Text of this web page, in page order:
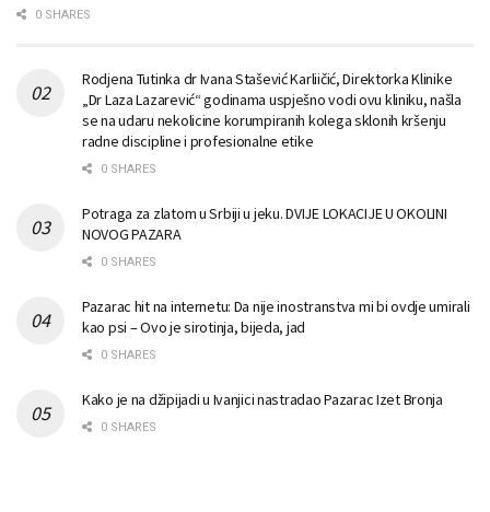
0 SHARES
Rodjena Tutinka dr Ivana Stašević Karliičić, Direktorka Klinike
„Dr Laza Lazarević“ godinama uspješno vodi ovu kliniku, našla
se na udaru nekolicine korumpiranih kolega sklonih kršenju
radne discipline i profesionalne etike
0 SHARES
Potraga za zlatom u Srbiji u jeku. DVIJE LOKACIJE U OKOLINI
NOVOG PAZARA
0 SHARES
Pazarac hit na internetu: Da nije inostranstva mi bi ovdje umirali
kao psi – Ovo je sirotinja, bijeda, jad
0 SHARES
Kako je na džipijadi u Ivanjici nastradao Pazarac Izet Bronja
0 SHARES